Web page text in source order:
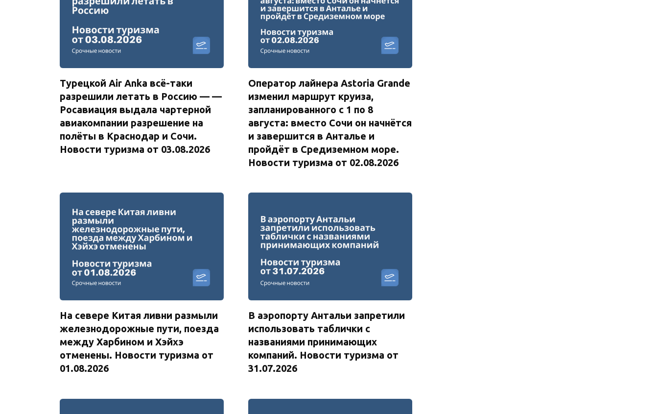
Турецкой Air Anka всё-таки
разрешили летать в Россию — —
Росавиация выдала чартерной
авиакомпании разрешение на
полёты в Краснодар и Сочи.
Новости туризма от 03.08.2026
Оператор лайнера Astoria Grande
изменил маршрут круиза,
запланированного с 1 по 8
августа: вместо Сочи он начнётся
и завершится в Анталье и
пройдёт в Средиземном море.
Новости туризма от 02.08.2026
На севере Китая ливни размыли
железнодорожные пути, поезда
между Харбином и Хэйхэ
отменены. Новости туризма от
01.08.2026
В аэропорту Антальи запретили
использовать таблички с
названиями принимающих
компаний. Новости туризма от
31.07.2026